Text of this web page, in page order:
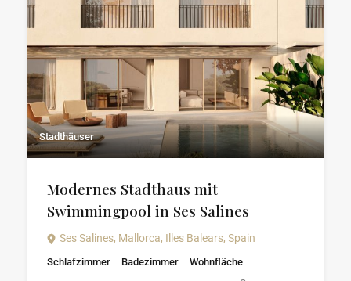
Stadthäuser
Modernes Stadthaus mit
Swimmingpool in Ses Salines
Ses Salines, Mallorca, Illes Balears, Spain
Schlafzimmer
Badezimmer
Wohnfläche